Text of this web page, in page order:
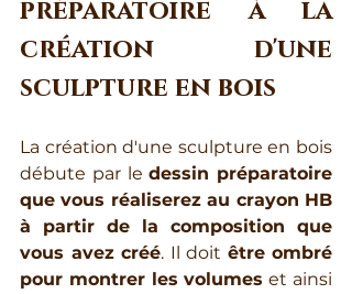
préparatoire à la
création d'une
sculpture en bois
La création d'une sculpture en bois
débute par le dessin préparatoire
que vous réaliserez au crayon HB
à partir de la composition que
vous avez créé. Il doit être ombré
pour montrer les volumes et ainsi